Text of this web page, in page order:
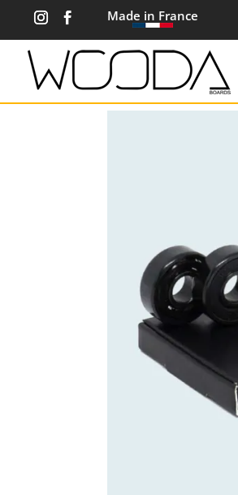
Made in France
Accueil Nos Accessoires